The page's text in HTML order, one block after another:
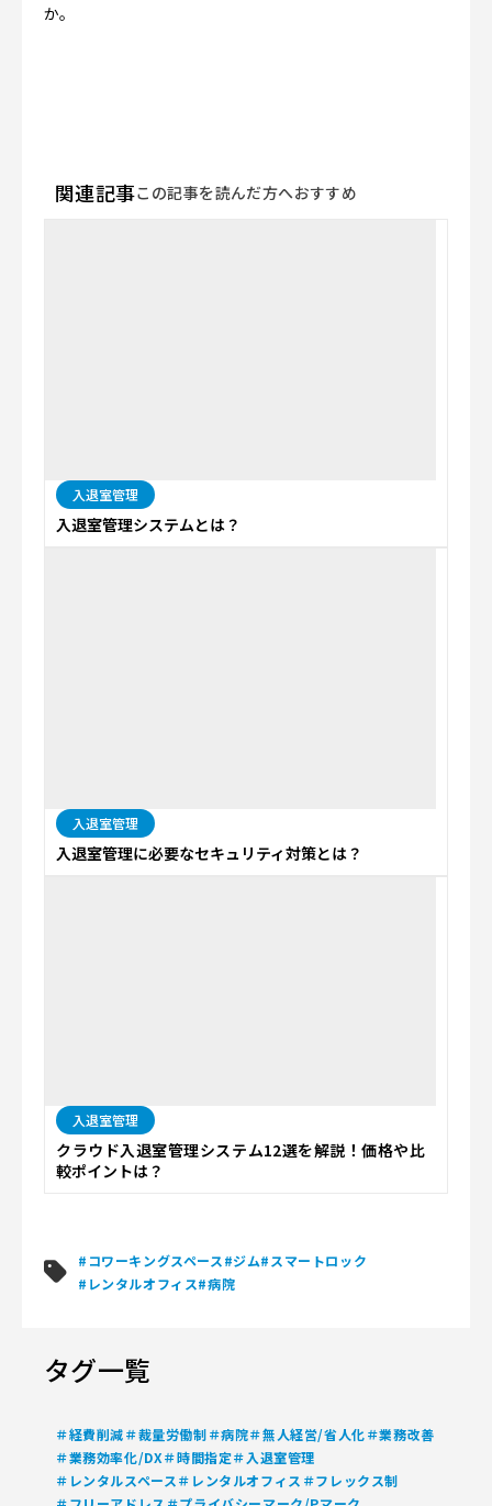
か。
関連記事この記事を読んだ方へおすすめ
入退室管理
入退室管理システムとは？
入退室管理
入退室管理に必要なセキュリティ対策とは？
入退室管理
クラウド入退室管理システム12選を解説！価格や比
較ポイントは？
#コワーキングスペース#ジム#スマートロック
#レンタルオフィス#病院
タグ一覧
＃経費削減＃裁量労働制＃病院＃無人経営/省人化＃業務改善
＃業務効率化/DX＃時間指定＃入退室管理
＃レンタルスペース＃レンタルオフィス ＃フレックス制